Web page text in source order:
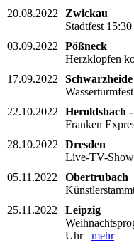
20.08.2022
Zwickau
Stadtfest
03.09.2022
Pößneck
Herzklopfen
17.09.2022
Schwarzheide
22.10.2022
Heroldsbach -
Franken
28.10.2022
Dresden
Live-TV-
05.11.2022
Obertrubach
25.11.2022
Leipzig
Uhr mehr